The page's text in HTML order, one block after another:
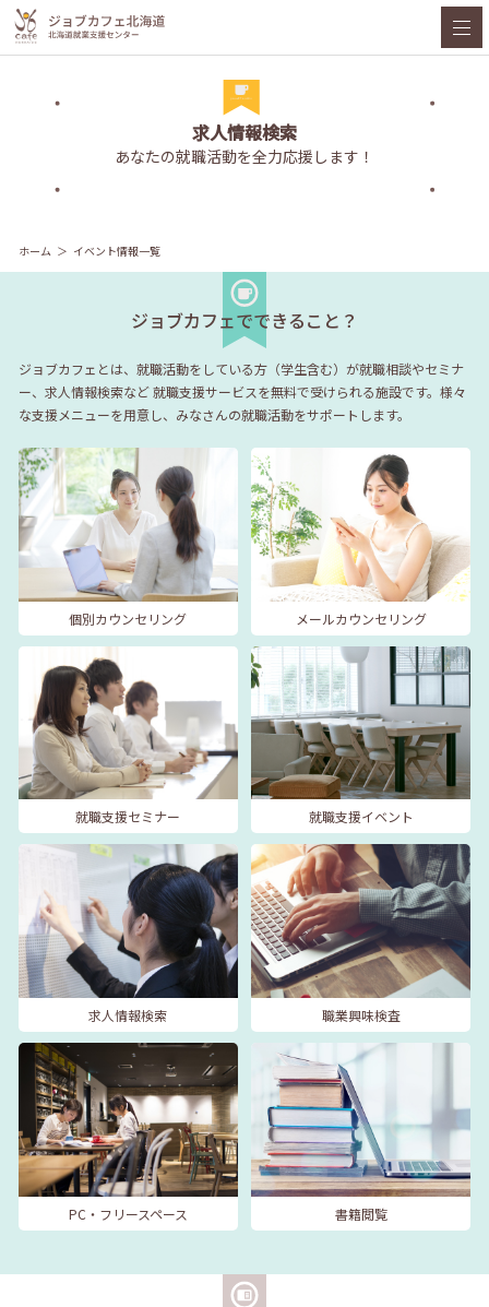
求人情報検索
あなたの就職活動を全力応援します！
ホーム イベント情報一覧
ジョブカフェでできること？
ジョブカフェとは、就職活動をしている方（学生含む）が就職相談やセミナ
ー、求人情報検索など就職支援サービスを無料で受けられる施設です。様々
な支援メニューを用意し、みなさんの就職活動をサポートします。
個別カウンセリング メールカウンセリング
就職支援セミナー 就職支援イベント
求人情報検索 職業興味検査
PC・フリースペース 書籍閲覧